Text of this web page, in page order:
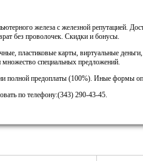
железа с железной репутацией.
без проволочек. Скидки и бонусы.
пластиковые карты, виртуальные
множество специальных предложений.
полной предоплаты (100%). Иные формы
по телефону:(343) 290-43-45.